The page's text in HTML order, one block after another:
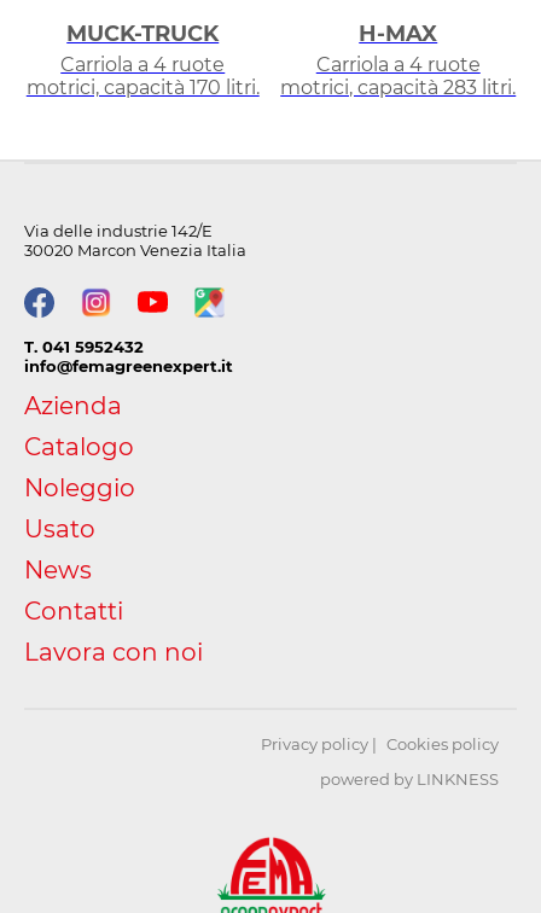
MUCK-TRUCK
Carriola a 4 ruote
motrici, capacità 170 litri.
H-MAX
Carriola a 4 ruote
motrici, capacità 283 litri.
Via delle industrie 142/E
30020 Marcon Venezia Italia
T. 041 5952432
info@femagreenexpert.it
Azienda
Catalogo
Noleggio
Usato
News
Contatti
Lavora con noi
Privacy policy
Cookies policy
powered by LINKNESS